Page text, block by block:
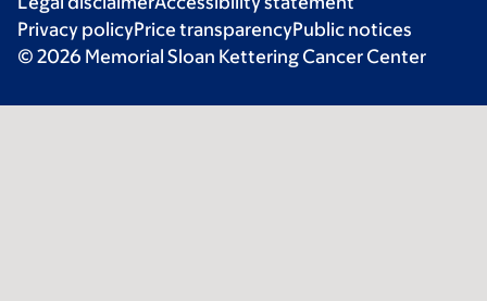
Privacy policyPrice transparencyPublic notices
© 2026 Memorial Sloan Kettering Cancer Center